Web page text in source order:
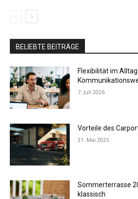
BELIEBTE BEITRÄGE
Flexibilität im
7. Juli 2026
Vorteile des
31. Mai 2025
Sommerterrasse
klassisch